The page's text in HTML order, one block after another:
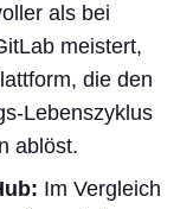
als bei
meistert,
die den
Lebenszyklus
ablöst.
Im Vergleich